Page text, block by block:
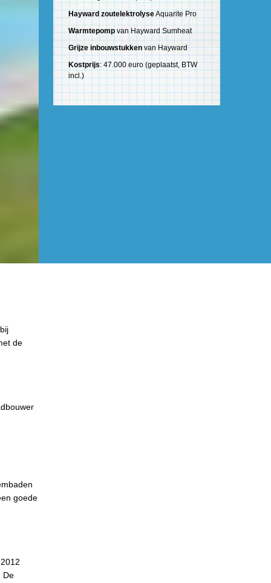
Hayward zoutelektrolyseAquarite Pro
Warmtepompvan Hayward Sumheat
Grijze inbouwstukken van Hayward
Kostprijs: 47.000 euro (geplaatst, BTW
incl.)
de
goede
De